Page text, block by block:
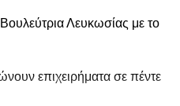
Λευκωσίας με το
επιχειρήματα σε πέντε